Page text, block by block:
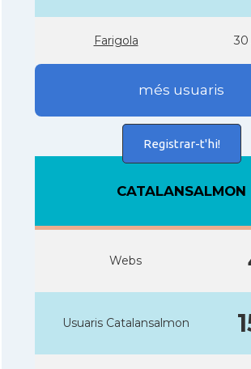
Farigola 30
més usuaris
Registrar-t'hi!
CATALANSALMON
Webs
Usuaris Catalansalmon